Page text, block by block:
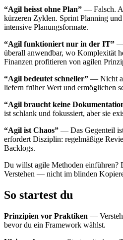
“Agil heisst ohne Plan” — Falsch.
kürzeren Zyklen. Sprint Planning
intensive Planungsformate.
“Agil funktioniert nur in der IT” —
überall anwendbar, wo Komplexität
Finanzen profitieren von agilen
“Agil bedeutet schneller” — Nicht
liefern früher Wert und ermöglichen
“Agil braucht keine
ist schlank und fokussiert, aber sie
“Agil ist Chaos” — Das Gegenteil
erfordert Disziplin: regelmäßige
Backlogs.
Du willst agile Methoden einführen?
Verstehen — nicht im blinden
So startest du
Prinzipien vor Praktiken —
bevor du ein Framework wählst.